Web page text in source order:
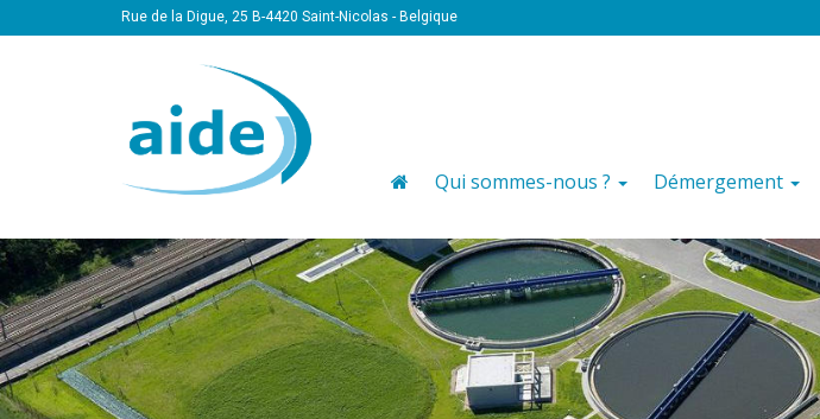
Rue de la Digue, 25 B-4420 Saint-Nicolas - Belgique
Qui sommes-nous ? Démergement